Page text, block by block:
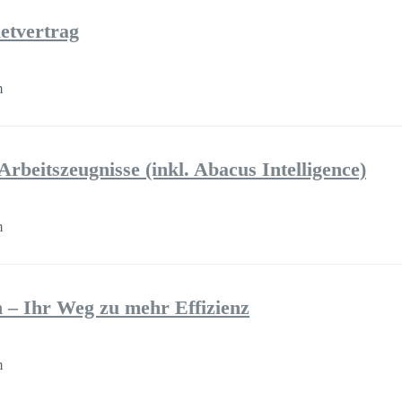
(inkl. Abacus Intelligence)
– Ihr Weg zu mehr Effizienz